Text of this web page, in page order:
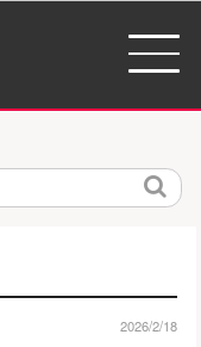
検
2026/2/18